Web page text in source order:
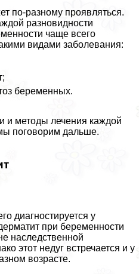
по-разному проявляться.
разновидности
чаще всего
видами заболевания:
беременных.
и методы лечения каждой
поговорим дальше.
диагностируется у
при беременности
наследственной
этот недуг встречается и у
возрасте.